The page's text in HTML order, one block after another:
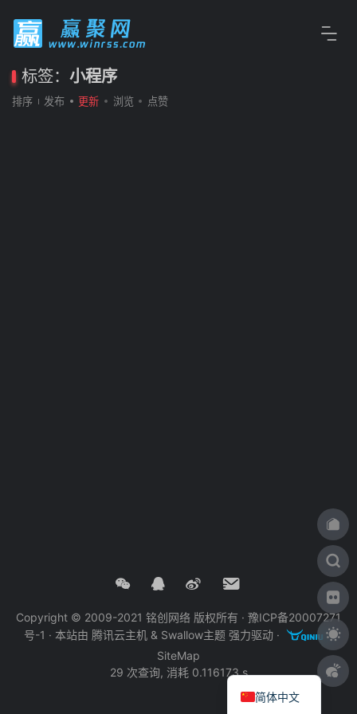
标签： 小程序
排序 发布 更新 浏览 点赞
Copyright © 2009-2021 铭创网络 版权所有 · 豫ICP备20007271
号-1 · 本站由 腾讯云主机 & Swallow主题 强力驱动 ·
·
SiteMap
29 次查询, 消耗 0.116173 s
简体中文